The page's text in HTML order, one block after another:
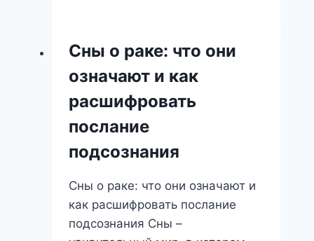
Надежда
и
Внутренний
Сны о раке: что они
означают и как
расшифровать
послание
подсознания
Сны о раке: что они означают и
как расшифровать послание
подсознания Сны –